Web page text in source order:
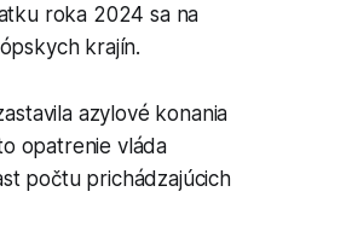
roka 2024 sa na
krajín.
azylové konania
opatrenie vláda
počtu prichádzajúcich